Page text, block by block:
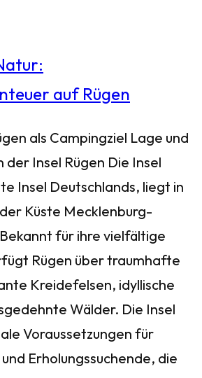
als Campingziel Lage und
Insel Rügen Die Insel
Insel Deutschlands, liegt in
Küste Mecklenburg-
für ihre vielfältige
Rügen über traumhafte
Kreidefelsen, idyllische
Wälder. Die Insel
Voraussetzungen für
Erholungssuchende, die